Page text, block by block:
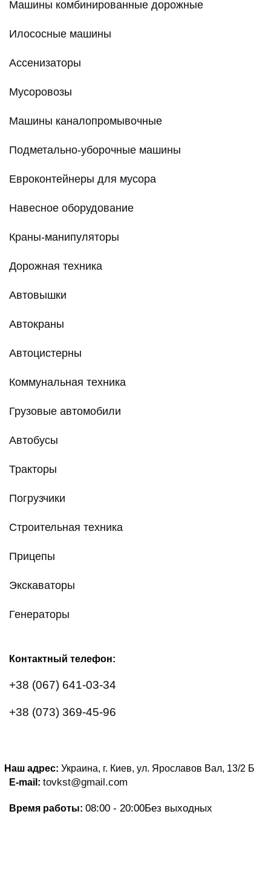
Машины комбинированные дорожные
Илососные машины
Ассенизаторы
Мусоровозы
Машины каналопромывочные
Подметально-уборочные машины
Евроконтейнеры для мусора
Навесное оборудование
Краны-манипуляторы
Дорожная техника
Автовышки
Автокраны
Автоцистерны
Коммунальная техника
Грузовые автомобили
Автобусы
Тракторы
Погрузчики
Строительная техника
Прицепы
Экскаваторы
Генераторы
Контактный телефон:
+38 (067) 641-03-34
+38 (073) 369-45-96
Наш адрес: Украина, г. Киев, ул. Ярославов Вал, 13/2 Б
E-mail: tovkst@gmail.com
Время работы: 08:00 - 20:00Без выходных